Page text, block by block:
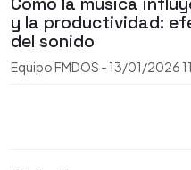
y la productividad:
del sonido
Equipo FMDOS - 13/01/2026